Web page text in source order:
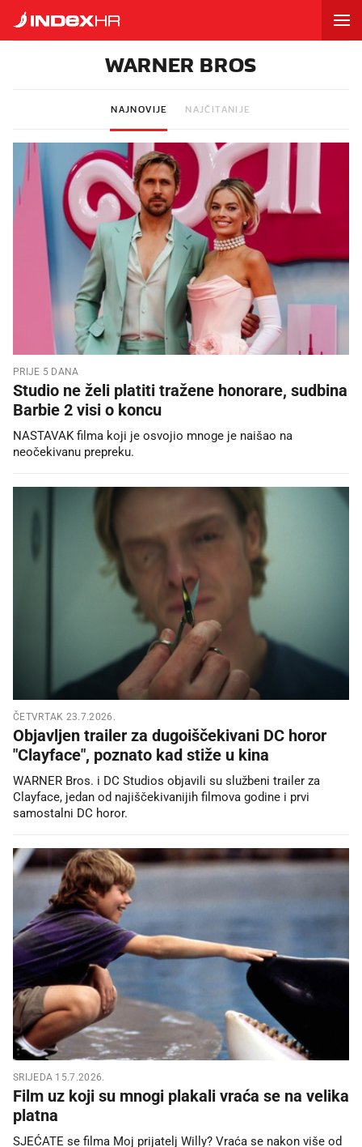
WARNER BROS
NAJNOVIJE NAJČITANIJE
PRIJE 5 DANA
Studio ne želi platiti tražene honorare, sudbina
Barbie 2 visi o koncu
NASTAVAK filma koji je osvojio mnoge je naišao na
neočekivanu prepreku.
ČETVRTAK 23.7.2026.
Objavljen trailer za dugoiščekivani DC horor
"Clayface", poznato kad stiže u kina
WARNER Bros. i DC Studios objavili su službeni trailer za
Clayface, jedan od najiščekivanijih filmova godine i prvi
samostalni DC horor.
SRIJEDA 15.7.2026.
Film uz koji su mnogi plakali vraća se na velika
platna
SJEĆATE se filma Moj prijatelj Willy? Vraća se nakon više od